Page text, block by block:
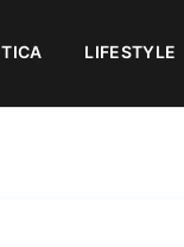
LIFESTYLE